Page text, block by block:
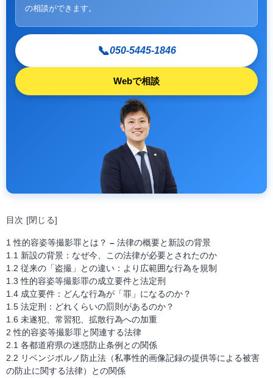
の相談ができます。
📞050-5445-1846
Webで相談
目次 [閉じる]
1 性的容姿等撮影罪とは？ – 法律の概要と新設の背景
1.1 新設の背景：なぜ今、この法律が必要とされたのか
1.2 従来の「盗撮」との違い：より広範囲な行為を規制
1.3 性的容姿等撮影罪の成立要件と法定刑
1.4 成立要件：どんな行為が「罪」になるのか？
1.5 法定刑：どれくらいの罰則があるのか？
1.6 未遂犯、常習犯、拡散行為への加重
2 性的容姿等撮影罪と関連する法律
2.1 各都道府県の迷惑防止条例との関係
2.2 リベンジポルノ防止法（私事性的画像記録の提供等による被害
の防止に関する法律）との関係